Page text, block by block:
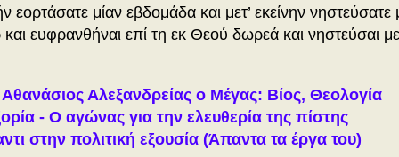
εορτάσατε μίαν εβδομάδα και μετ’ εκείνην νηστεύσατε
και ευφρανθήναι επί τη εκ Θεού δωρεά και νηστεύσαι
Αθανάσιος Αλεξανδρείας ο Μέγας: Βίος, Θεολογία
- Ο αγώνας για την ελευθερία της πίστης
στην πολιτική εξουσία (Άπαντα τα έργα του)